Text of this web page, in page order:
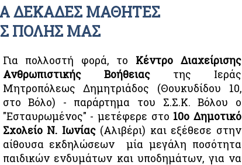
ΔΕΚΑΔΕΣ ΜΑΘΗΤΕΣ
ΠΟΛΗΣ ΜΑΣ
Για πολλοστή φορά, το Κέντρο Διαχείρισης
Ανθρωπιστικής Βοήθειαςτης Ιεράς
Μητροπόλεως Δημητριάδος (Θουκυδίδου 10,
στο Βόλο) - παράρτημα του Σ.Σ.Κ. Βόλου ο
"Εσταυρωμένος" - μετέφερε στο 10ο Δημοτικό
Σχολείο Ν. Ιωνίας(Αλιβέρι) και εξέθεσε στην
αίθουσα εκδηλώσεων μία μεγάλη ποσότητα
παιδικών ενδυμάτων και υποδημάτων, για να